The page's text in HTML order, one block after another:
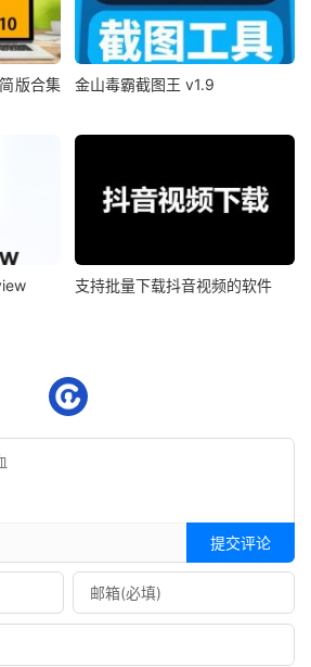
版合集
金山毒霸截图王 v1.9
支持批量下载抖音视频的软件
提交评论